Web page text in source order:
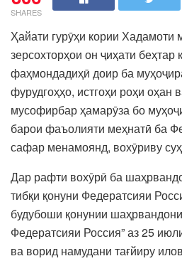
SHARES
Ҳайати гурӯҳи кории Хадамоти
зерсохторҳои он ҷиҳати беҳтар
фаҳмондадиҳӣ доир ба
фурудгоҳҳо, истгоҳи роҳи оҳан
мусофирбар ҳамарӯза бо
барои фаъолияти меҳнатӣ ба
сафар менамоянд, вохӯриву
Дар рафти вохӯрӣ ба
тибқи қонуни Федератсияи
будубоши қонунии
Федератсияи Россия” аз 25
ва ворид намудани тағйиру